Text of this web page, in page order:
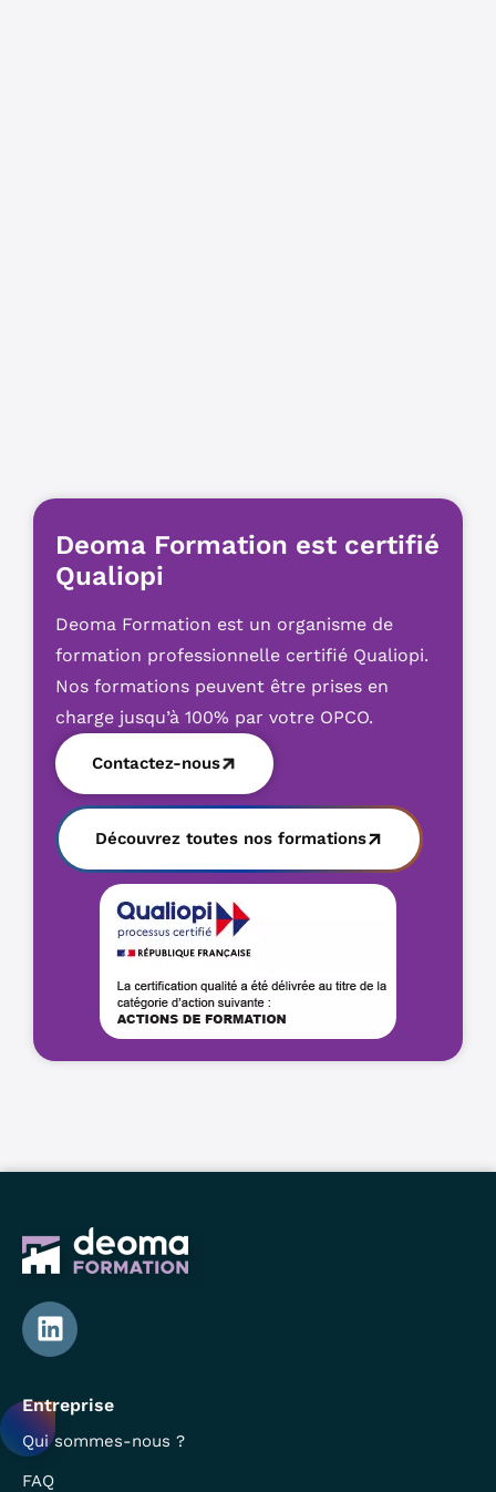
Deoma Formation est certifié
Qualiopi
Deoma Formation est un organisme de
formation professionnelle certifié Qualiopi.
Nos formations peuvent être prises en
charge jusqu’à 100% par votre OPCO.
Contactez-nous
Découvrez toutes nos formations
Entreprise
Qui sommes-nous ?
FAQ